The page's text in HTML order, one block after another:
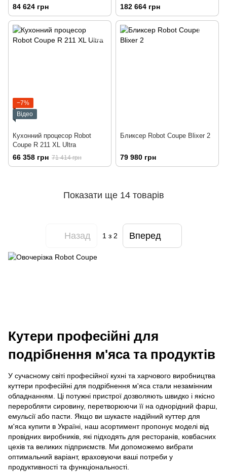
84 624 грн 182 664 грн
−7%
Відео
Кухонний процесор Robot
Coupe R 211 XL Ultra
66 358 грн 71 414 грн
Бликсер Robot Coupe Blixer 2
79 980 грн
Показати ще 14 товарів
Назад 1з 2 Вперед
Кутери професійні для
подрібнення м'яса та продуктів
У сучасному світі професійної кухні та харчового виробництва
куттери професійні для подрібнення м'яса стали незамінним
обладнанням. Ці потужні пристрої дозволяють швидко і якісно
переробляти сировину, перетворюючи її на однорідний фарш,
емульсії або пасти. Якщо ви шукаєте надійний куттер для
м'яса купити в Україні, наш асортимент пропонує моделі від
провідних виробників, які підходять для ресторанів, ковбасних
цехів та великих підприємств. Ми допоможемо вибрати
оптимальний варіант, враховуючи ваші потреби у
продуктивності та функціональності.